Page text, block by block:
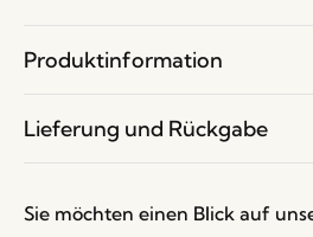
Produktinformation
Lieferung und Rückgabe
Sie möchten einen Blick auf